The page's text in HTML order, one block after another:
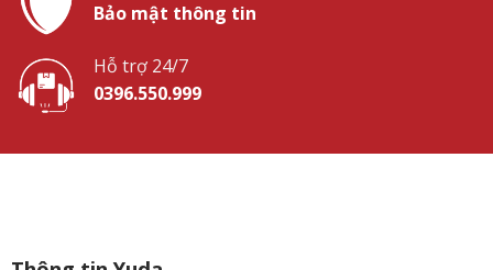
Bảo mật thông tin
Hỗ trợ 24/7
0396.550.999